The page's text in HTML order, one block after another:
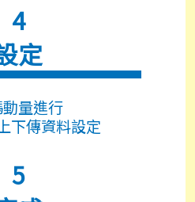
4
定
量進行
下傳資料設定
5